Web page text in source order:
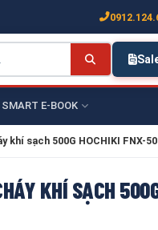
SMART E-BOOK
khí sạch 500G HOCHIKI FNX-
KHÍ SẠCH